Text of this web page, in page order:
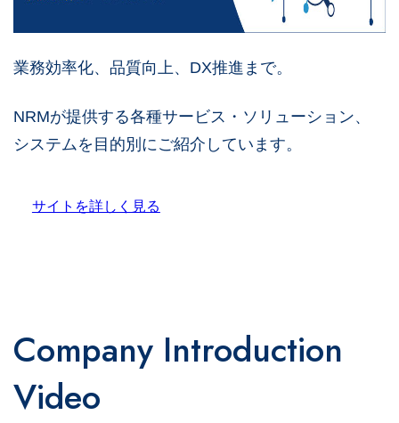
業務効率化、品質向上、DX推進まで。
NRMが提供する各種サービス・ソリューション、
システムを目的別にご紹介しています。
サイトを詳しく見る
Company Introduction
Video